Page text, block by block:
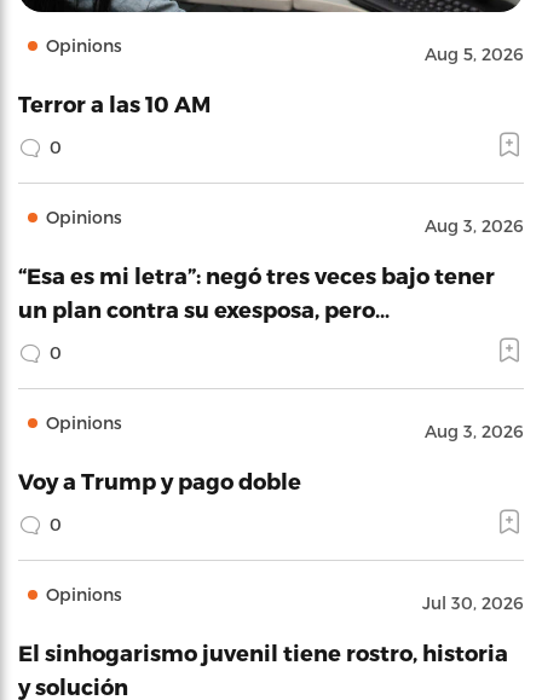
Opinions Aug 5, 2026
Terror a las 10 AM
0
Opinions Aug 3, 2026
“Esa es mi letra”: negó tres veces bajo tener
un plan contra su exesposa, pero…
0
Opinions Aug 3, 2026
Voy a Trump y pago doble
0
Opinions Jul 30, 2026
El sinhogarismo juvenil tiene rostro, historia
y solución